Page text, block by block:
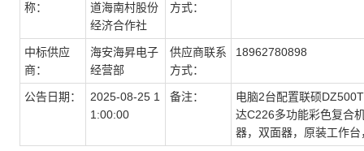
称：
道海南村股份
经济合作社
方式：
中标供应
商：
海安海昇电子
经营部
供应商联系
方式：
18962780898
公告日期：
2025-08-25 1
1:00:00
备注：
电脑2台配置联硕
达C226多功能彩色复合
器，双面器，原装工作